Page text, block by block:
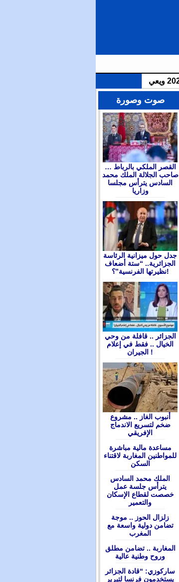
صوت وصورة
القصر الملكي بالرباط …
صاحب الجلالة الملك محمد
السادس يترأس مجلسا
وزاريا
جدل حول ميزانية الرئاسة
الجزائرية.. “ستة أضعاف
نظيرتها الفرنسية”؟!
الجزائر .. قافلة من وحي
الخيال .. فقط في إعلام
الجيران !
أنبوب الغاز .. مشروع
ضخم لتسريع الاندماج
الإفريقي
مساعدة مالية مباشرة
للمواطنين المغاربة لاقتناء
السكن
الملك محمد السادس
يترأس جلسة عمل
خصصت لقطاع الإسكان
والتعمير
زلزال الحوز .. موجة
تضامن دولية واسعة مع
المغرب
المغاربة .. تضامن مطلق
وروح وطنية عالية
ساركوزي: “قادة الجزائر
يستخدمون فرنسا لتبرير